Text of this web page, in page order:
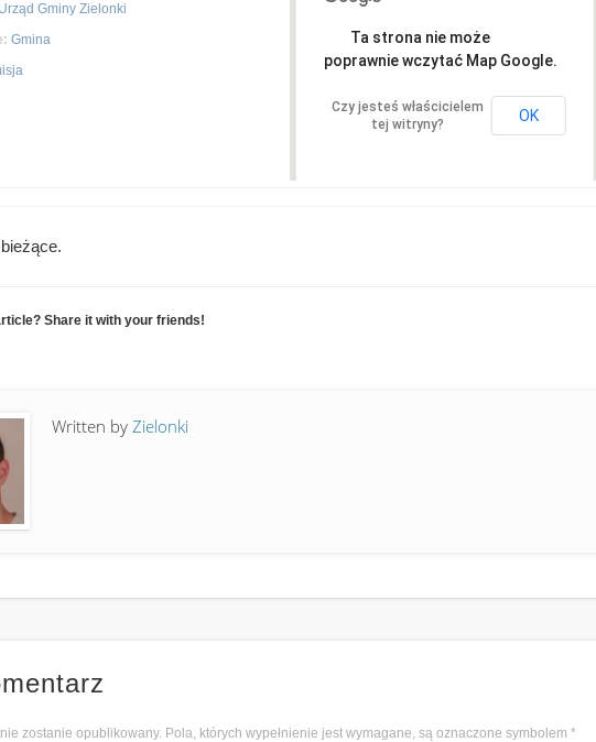
Urząd Gminy Zielonki
Gmina
Ta strona nie może
poprawnie wczytać Map Google.
Czy jesteś właścicielem
tej witryny?
OK
Share it with your friends!
Written byZielonki
zostanie opublikowany. Pola, których wypełnienie jest wymagane, są oznaczone symbolem*